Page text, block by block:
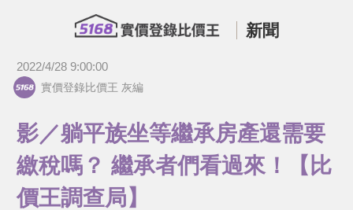
新聞
2022/4/28 9:00:00
實價登錄比價王 灰編
影／躺平族坐等繼承房產還需要
繳稅嗎？ 繼承者們看過來！【比
價王調查局】